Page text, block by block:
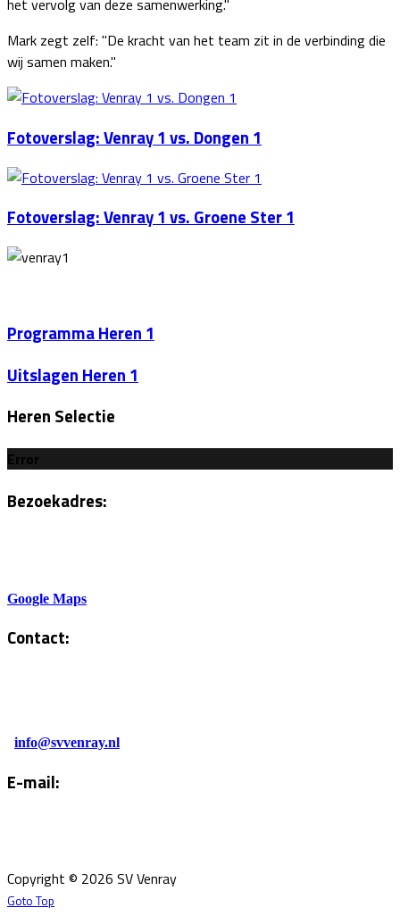
het vervolg van deze samenwerking."
Mark zegt zelf: "De kracht van het team zit in de verbinding die
wij samen maken."
Fotoverslag: Venray 1 vs. Dongen 1
Fotoverslag: Venray 1 vs. Groene Ster 1
Programma Heren 1
Uitslagen Heren 1
Heren Selectie
Error
Bezoekadres:
Google Maps
Contact:
info@svvenray.nl
E-mail:
Copyright © 2026 SV Venray
Goto Top